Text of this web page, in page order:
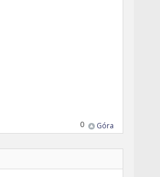
Góra
0